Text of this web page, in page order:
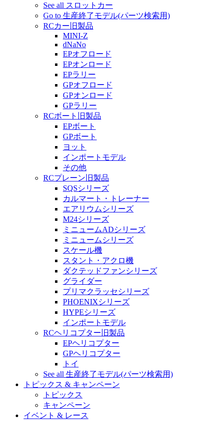
See all スロットカー
Go to 生産終了モデル(パーツ検索用)
RCカー旧製品
MINI-Z
dNaNo
EPオフロード
EPオンロード
EPラリー
GPオフロード
GPオンロード
GPラリー
RCボート旧製品
EPボート
GPボート
ヨット
インポートモデル
その他
RCプレーン旧製品
SQSシリーズ
カルマート・トレーナー
エアリウムシリーズ
M24シリーズ
ミニュームADシリーズ
ミニュームシリーズ
スケール機
スタント・アクロ機
ダクテッドファンシリーズ
グライダー
プリマクラッセシリーズ
PHOENIXシリーズ
HYPEシリーズ
インポートモデル
RCヘリコプター旧製品
EPヘリコプター
GPヘリコプター
トイ
See all 生産終了モデル(パーツ検索用)
トピックス & キャンペーン
トピックス
キャンペーン
イベント & レース